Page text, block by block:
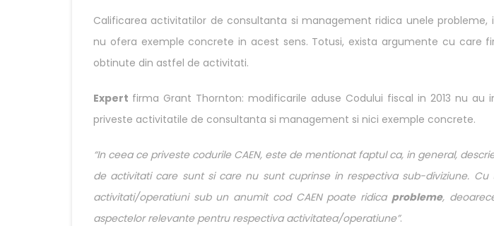
Calificarea activitatilor de consultanta si management ridica unele probleme,
nu ofera exemple concrete in acest sens. Totusi, exista argumente cu care
obtinute din astfel de activitati.
Expert firma Grant Thornton: modificarile aduse Codului fiscal in 2013 nu au
priveste activitatile de consultanta si management si nici exemple concrete.
“In ceea ce priveste codurile CAEN, este de mentionat faptul ca, in general,
de activitati care sunt si care nu sunt cuprinse in respectiva sub-diviziune.
activitati/operatiuni sub un anumit cod CAEN poate ridica probleme,
aspectelor relevante pentru respectiva activitatea/operatiune”.